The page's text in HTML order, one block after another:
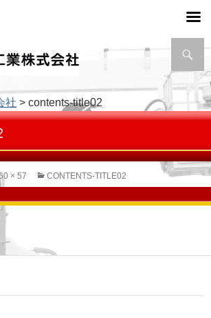
社 > contents-title02
× 57 CONTENTS-TITLE02